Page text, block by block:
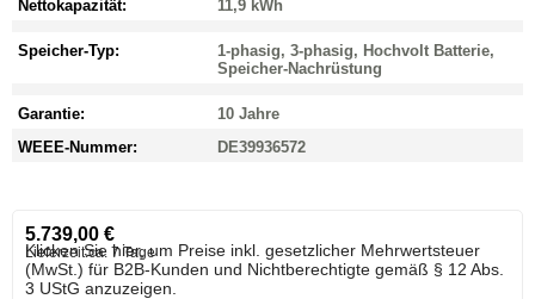
Nettokapazität:
11,9 kWh
Speicher-Typ:
1-phasig, 3-phasig, Hochvolt Batterie,
Speicher-Nachrüstung
Garantie:
10 Jahre
WEEE-Nummer:
DE39936572
5.739,00 €
Lieferzeit:ca. 7 Tage
Klicken Sie hier, um Preise inkl. gesetzlicher Mehrwertsteuer
(MwSt.) für B2B-Kunden und Nichtberechtigte gemäß § 12 Abs.
3 UStG anzuzeigen.